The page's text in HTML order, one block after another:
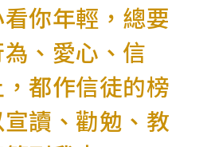
你年輕，總要
、愛心、信
都作信徒的榜
讀、勸勉、教